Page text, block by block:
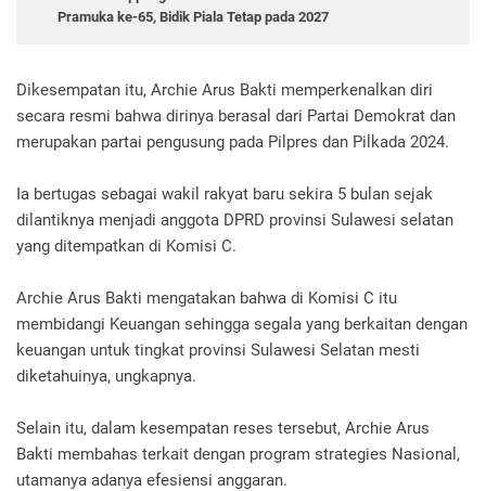
Pramuka ke-65, Bidik Piala Tetap pada 2027
Dikesempatan itu, Archie Arus Bakti memperkenalkan diri
secara resmi bahwa dirinya berasal dari Partai Demokrat dan
merupakan partai pengusung pada Pilpres dan Pilkada 2024.
Ia bertugas sebagai wakil rakyat baru sekira 5 bulan sejak
dilantiknya menjadi anggota DPRD provinsi Sulawesi selatan
yang ditempatkan di Komisi C.
Archie Arus Bakti mengatakan bahwa di Komisi C itu
membidangi Keuangan sehingga segala yang berkaitan dengan
keuangan untuk tingkat provinsi Sulawesi Selatan mesti
diketahuinya, ungkapnya.
Selain itu, dalam kesempatan reses tersebut, Archie Arus
Bakti membahas terkait dengan program strategies Nasional,
utamanya adanya efesiensi anggaran.